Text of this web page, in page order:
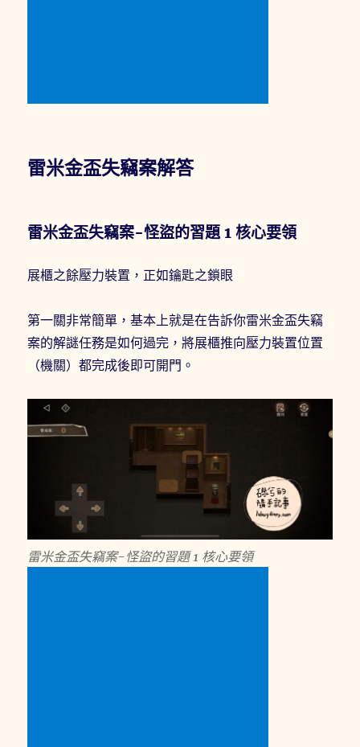
雷米金盃失竊案解答
雷米金盃失竊案-怪盜的習題 1 核心要領
展櫃之餘壓力裝置，正如鑰匙之鎖眼
第一關非常簡單，基本上就是在告訴你雷米金盃失竊
案的解謎任務是如何過完，將展櫃推向壓力裝置位置
（機關）都完成後即可開門。
雷米金盃失竊案-怪盜的習題 1 核心要領